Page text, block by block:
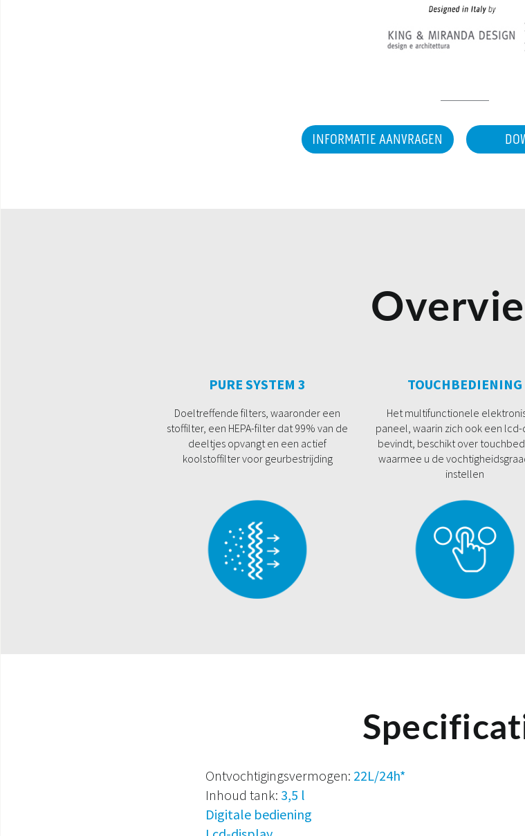
INFORMATIE AANVRAGEN
PURE SYSTEM 3
Doeltreffende filters, waaronder een
stoffilter, een HEPA-filter dat 99% van de
deeltjes opvangt en een actief
koolstoffilter voor geurbestrijding
TOUCHBEDIENING
Het multifunctionele
paneel, waarin zich ook een
bevindt, beschikt over
waarmee u de
instellen
Ontvochtigingsvermogen: 22L/24h*
Inhoud tank: 3,5 l
Digitale bediening